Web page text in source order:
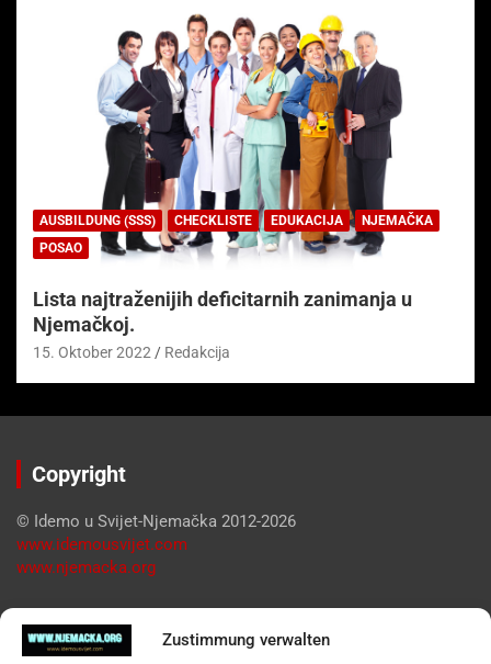
Zustimmung verwalten
AUSBILDUNG (SSS) CHECKLISTE EDUKACIJA
NJEMAČKA
POSAO
Lista najtraženijih deficitarnih zanimanja u
Njemačkoj.
15. Oktober 2022 Redakcija
Copyright
© Idemo u Svijet-Njemačka 2012-2026
www.idemousvijet.com
www.njemacka.org
Pregled